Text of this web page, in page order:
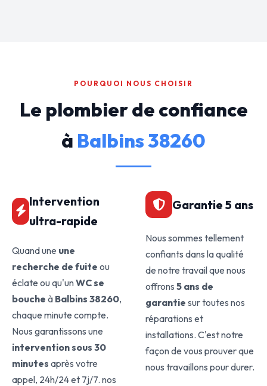
POURQUOI NOUS CHOISIR
Le plombier de confiance
à Balbins 38260
Intervention
ultra-rapide
Quand une une
recherche de fuite ou
éclate ou qu'unWC se
bouche à Balbins 38260,
chaque minute compte.
Nous garantissons une
intervention sous 30
minutes après votre
appel, 24h/24 et 7j/7. nos
Garantie 5 ans
Nous sommes tellement
confiants dans la qualité
de notre travail que nous
offrons 5 ans de
garantie sur toutes nos
réparations et
installations. C'est notre
façon de vous prouver que
nous travaillons pour durer.